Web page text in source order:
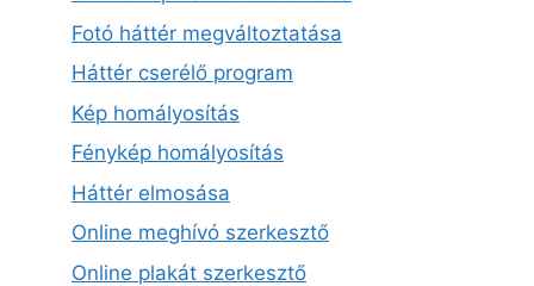
Fotó háttér megváltoztatása
Háttér cserélő program
Kép homályosítás
Fénykép homályosítás
Háttér elmosása
Online meghívó szerkesztő
Online plakát szerkesztő